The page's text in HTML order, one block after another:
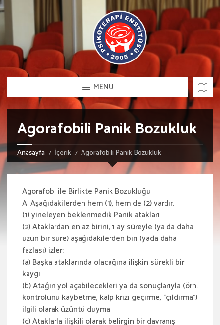
MENU
Agorafobili Panik Bozukluk
Anasayfa İçerik Agorafobili Panik Bozukluk
Agorafobi ile Birlikte Panik Bozukluğu
A. Aşağıdakilerden hem (1), hem de (2) vardır.
(1) yineleyen beklenmedik Panik atakları
(2) Ataklardan en az birini, 1 ay süreyle (ya da daha
uzun bir süre) aşağıdakilerden biri (yada daha
fazlası) izler:
(a) Başka ataklarında olacağına ilişkin sürekli bir
kaygı
(b) Atağın yol açabilecekleri ya da sonuçlarıyla (örn.
kontrolunu kaybetme, kalp krizi geçirme, “çıldırma”)
ilgili olarak üzüntü duyma
(c) Ataklarla ilişkili olarak belirgin bir davranış